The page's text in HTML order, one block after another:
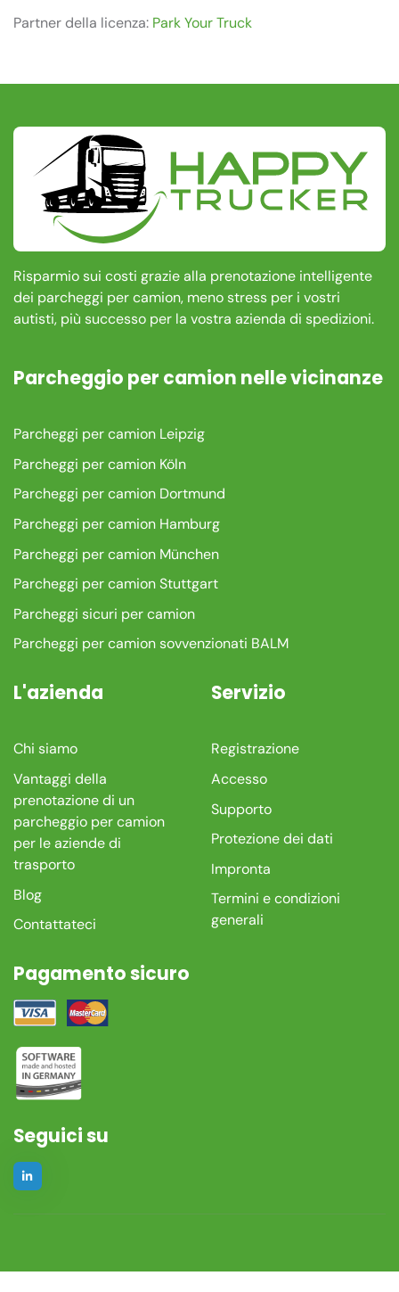
Partner della licenza: Park Your Truck
Risparmio sui costi grazie alla prenotazione intelligente
dei parcheggi per camion, meno stress per i vostri
autisti, più successo per la vostra azienda di spedizioni.
Parcheggio per camion nelle vicinanze
Parcheggi per camion Leipzig
Parcheggi per camion Köln
Parcheggi per camion Dortmund
Parcheggi per camion Hamburg
Parcheggi per camion München
Parcheggi per camion Stuttgart
Parcheggi sicuri per camion
Parcheggi per camion sovvenzionati BALM
L'azienda
Chi siamo
Vantaggi della
prenotazione di un
parcheggio per camion
per le aziende di
trasporto
Blog
Contattateci
Servizio
Registrazione
Accesso
Supporto
Protezione dei dati
Impronta
Termini e condizioni
generali
Pagamento sicuro
Seguici su